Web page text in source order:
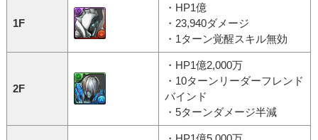
1F
・HP1億
・23,940ダメージ
・1ターン覚醒スキル無効
2F
・HP1億2,000万
・10ターンリーダーフレンド
バインド
・5ターンダメージ半減